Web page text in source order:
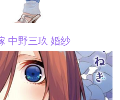
中野三玖 婚紗